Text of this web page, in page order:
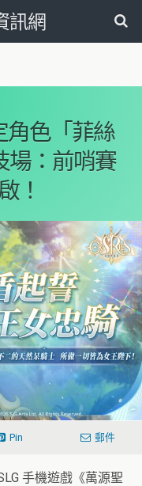
訊網
角色「菲絲
場：前哨賽
！
Pin 郵件
手機遊戲《萬源聖